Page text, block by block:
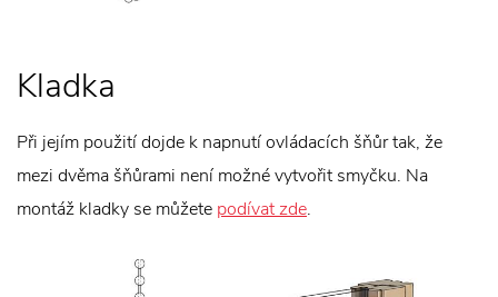
Kladka
Při jejím použití dojde k napnutí ovládacích šňůr tak, že
mezi dvěma šňůrami není možné vytvořit smyčku. Na
montáž kladky se můžete podívat zde.